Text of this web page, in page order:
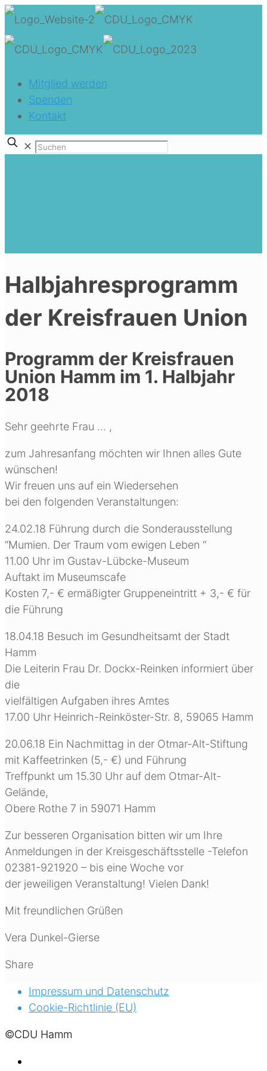
Mitglied werden
Spenden
Kontakt
✕
Halbjahresprogramm
der Kreisfrauen Union
Programm der Kreisfrauen
Union Hamm im 1. Halbjahr
2018
Sehr geehrte Frau … ,
zum Jahresanfang möchten wir Ihnen alles Gute
wünschen!
Wir freuen uns auf ein Wiedersehen
bei den folgenden Veranstaltungen:
24.02.18 Führung durch die Sonderausstellung
“Mumien. Der Traum vom ewigen Leben “
11.00 Uhr im Gustav-Lübcke-Museum
Auftakt im Museumscafe
Kosten 7,- € ermäßigter Gruppeneintritt + 3,- € für
die Führung
18.04.18 Besuch im Gesundheitsamt der Stadt
Hamm
Die Leiterin Frau Dr. Dockx-Reinken informiert über
die
vielfältigen Aufgaben ihres Amtes
17.00 Uhr Heinrich-Reinköster-Str. 8, 59065 Hamm
20.06.18 Ein Nachmittag in der Otmar-Alt-Stiftung
mit Kaffeetrinken (5,- €) und Führung
Treffpunkt um 15.30 Uhr auf dem Otmar-Alt-
Gelände,
Obere Rothe 7 in 59071 Hamm
Zur besseren Organisation bitten wir um Ihre
Anmeldungen in der Kreisgeschäftsstelle -Telefon
02381-921920 – bis eine Woche vor
der jeweiligen Veranstaltung! Vielen Dank!
Mit freundlichen Grüßen
Vera Dunkel-Gierse
Share
Impressum und Datenschutz
Cookie-Richtlinie (EU)
©CDU Hamm